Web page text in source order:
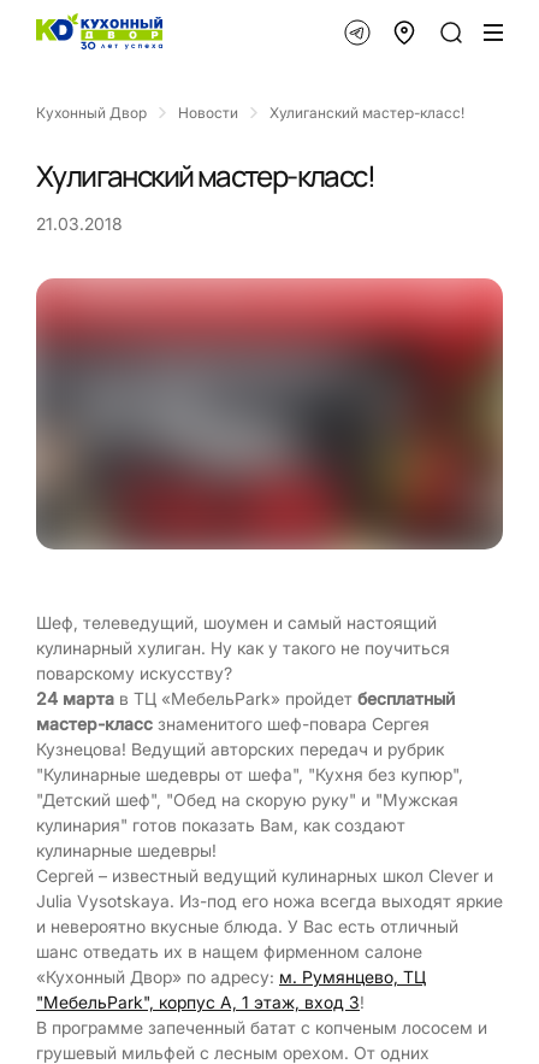
Кухонный Двор Новости Хулиганский мастер-класс!
Хулиганский мастер-класс!
21.03.2018
Шеф, телеведущий, шоумен и самый настоящий
кулинарный хулиган. Ну как у такого не поучиться
поварскому искусству?
24 марта в ТЦ «МебельPark» пройдет бесплатный
мастер-класс знаменитого шеф-повара Сергея
Кузнецова! Ведущий авторских передач и рубрик
"Кулинарные шедевры от шефа", "Кухня без купюр",
"Детский шеф", "Обед на скорую руку" и "Мужская
кулинария" готов показать Вам, как создают
кулинарные шедевры!
Сергей – известный ведущий кулинарных школ Clever и
Julia Vysotskaya. Из-под его ножа всегда выходят яркие
и невероятно вкусные блюда. У Вас есть отличный
шанс отведать их в нащем фирменном салоне
«Кухонный Двор» по адресу: м. Румянцево, ТЦ
"МебельPark", корпус А, 1 этаж, вход 3!
В программе запеченный батат с копченым лососем и
грушевый мильфей с лесным орехом. От одних